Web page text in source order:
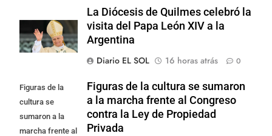
La Diócesis de Quilmes celebró la
visita del Papa León XIV a la
Argentina
Diario EL SOL
16 horas atrás 0
Figuras de la
cultura se
sumaron a la
marcha frente al
Figuras de la cultura se sumaron
a la marcha frente al Congreso
contra la Ley de Propiedad
Privada